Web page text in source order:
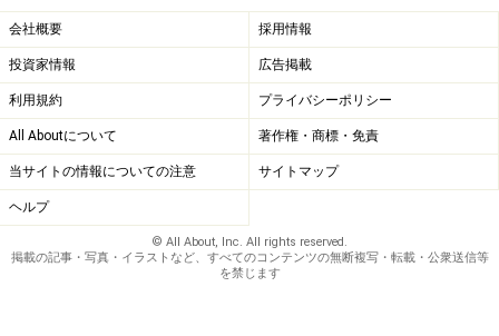
す？>>
※記事内容は執筆時点のものです。最新の内容をご確認くださ
い。
【編集部おすすめの購入サイト】
Amazonでニンテンドー DS・3DS のゲームをチェ
ック！
会社概要 採用情報
投資家情報 広告掲載
利用規約 プライバシーポリシー
All Aboutについて 著作権・商標・免責
当サイトの情報についての注意 サイトマップ
ヘルプ
© All About, Inc. All rights reserved.
掲載の記事・写真・イラストなど、すべてのコンテンツの無断複写・転載・公衆送信等
を禁じます